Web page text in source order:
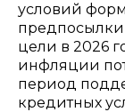
условий
цели в 2026
инфляции
период
кредитных